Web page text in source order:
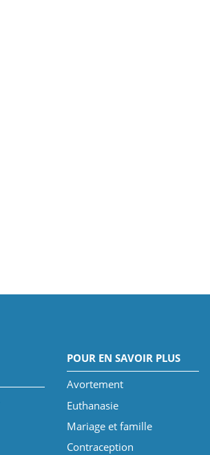
POUR EN SAVOIR PLUS
Avortement
Euthanasie
Mariage et famille
Contraception